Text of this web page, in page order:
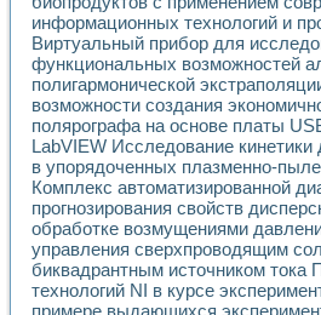
Лабораторные
Виртуальный измеритель
Лабораторный практикум
Разработка виртуальной
Виртуальные практикумы
Из опыта внедрения в
Исследование
Опыт разработки
Проблемы повышения
Развитие LabVIEW
Разработка виртуальной
Усовершенствованные
Об опыте работы учебного
информационных технологий и
Виртуальный прибор для
функциональных возможностей
полигармонической
возможности создания
полярографа на основе платы
LabVIEW Исследование
в упорядоченных плазменно-
Комплекс автоматизированной
прогнозирования свойств
обработке возмущениями
управления сверхпроводящим
биквадрантным источником тока
технологий NI в курсе